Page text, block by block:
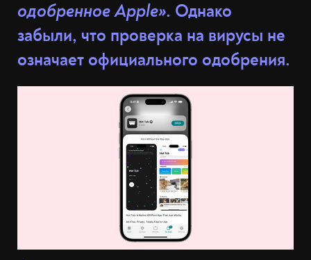
одобренное Apple». Однако
забыли, что проверка на вирусы не
означает официального одобрения.